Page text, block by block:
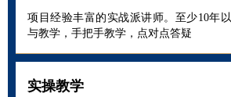
项目经验丰富的实战派讲师。至少10年
与教学，手把手教学，点对点答疑
实操教学